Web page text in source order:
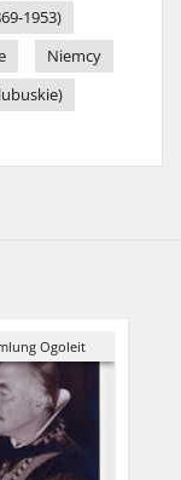
1953)
Niemcy
Ogoleit